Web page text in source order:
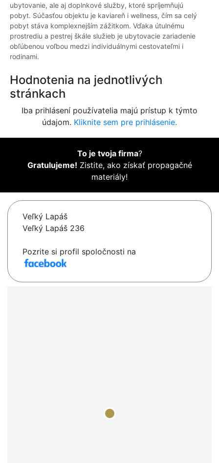
ubytovanie, ale aj doplnkové služby, ktoré spríjemňujú
pobyt. Súčasťou objektu je kaviareň i wellness, čím sa celý
pobyt stáva komplexnejším zážitkom. Vďaka útulnému
prostrediu a pestrej škále služieb je ubytovacie zariadenie
obľúbenou voľbou medzi individuálnymi cestovateľmi i
rodinami.
Hodnotenia na jednotlivých
stránkach
Iba prihlásení používatelia majú prístup k týmto
údajom. Kliknite sem pre prihlásenie.
To je tvoja firma?
Gratulujeme! Zistite, ako získať propagačné
materiály!
Veľký Lapáš
Veľký Lapáš 236
Pozrite si profil spoločnosti na